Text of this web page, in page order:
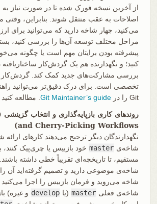
از آخرین نسخه فورک شده تا در صورت نیاز به
می‌کنید، چهار شاخه دارید که می‌توانید برای
مراحل مختلف توسعه آن‌ها را بررسی کنید،
پیشرفته بودن برایتان مهم است یا چگونه
کنید؛ و نگهدارنده هم یک گردش‌کار ساختاریافته
تخصصی است. برای درک دقیق‌تر می‌توانید
Git را در
Git Maintainer’s guide. مطالعه کنید
and Cherry-Picking Workflows)
نگهدارندگان دیگر ترجیح می‌دهند کارهای ارائه
شاخه‌ی master خود بازبیس یا چری‌پیک کنند،
مستقیم، تا تاریخچه‌ای تقریباً خطی داشته
شاخه‌ی موضوعی دارید و تصمیم گرفته‌اید آن را
شاخه می‌روید و فرمان بازبیس را اجرا می‌کنید
شاخه‌ی فعلی master (یا develop و غیره)